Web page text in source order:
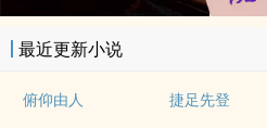
最近更新小说
俯仰由人 捷足先登